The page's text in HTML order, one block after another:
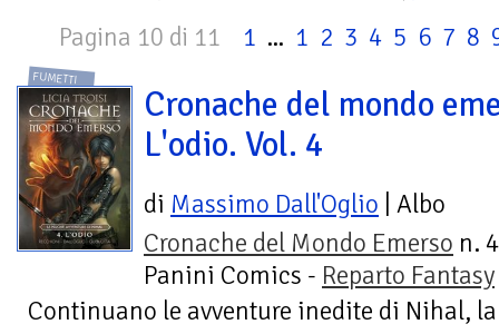
Pagina 10 di 11 1 ... 1 2 3 4 5 6 7 8
FUMETTI
Cronache del mondo
L'odio. Vol. 4
di Massimo Dall'Oglio | Albo
Cronache del Mondo Emerso n.
Panini Comics - Reparto Fantasy
Continuano le avventure inedite di Nihal,